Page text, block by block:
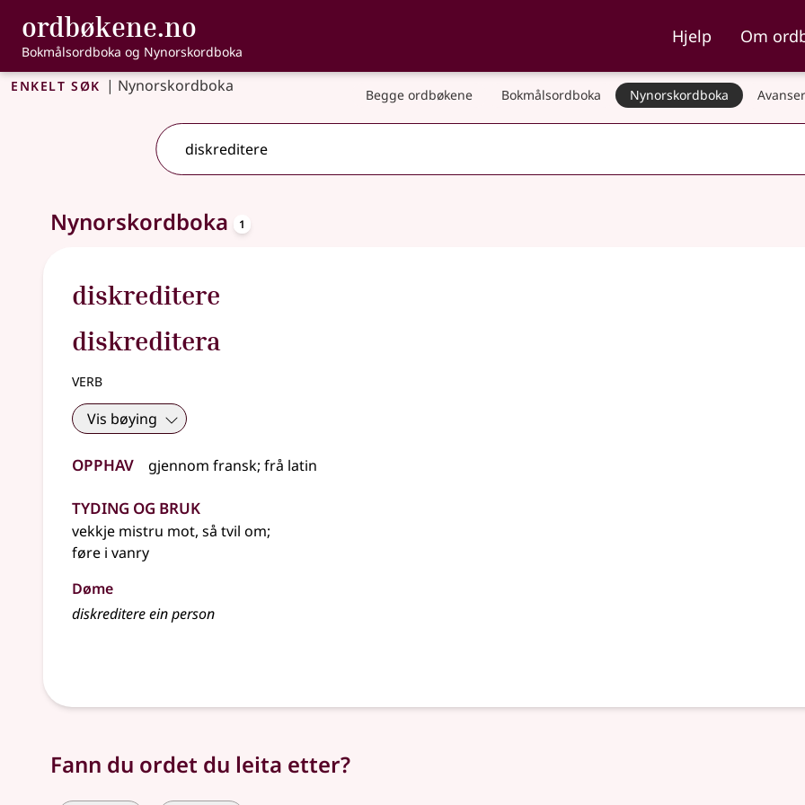
Gå til hovudinnhald
Tilgjenge
ordbøkene.no , Bokmålsordboka og Nynorskordboka
Bokmålsordboka og Nynorskordboka
Hjelp Om
Enkelt søk | Nynorskordboka Begge ordbøkene Bokmålsordboka Nynorskordboka
Eitt treff .Ytterlegare søkjeforslag tilgjengelege
Nynorskordboka 1
diskreditere
diskreditera
verb
Vis bøying
Opphav gjennom fransk; frå latin
Tyding og bruk
vekkje mistru mot, så tvil om;
føre i vanry
Døme
diskreditere ein person
Fann du ordet du leita etter?